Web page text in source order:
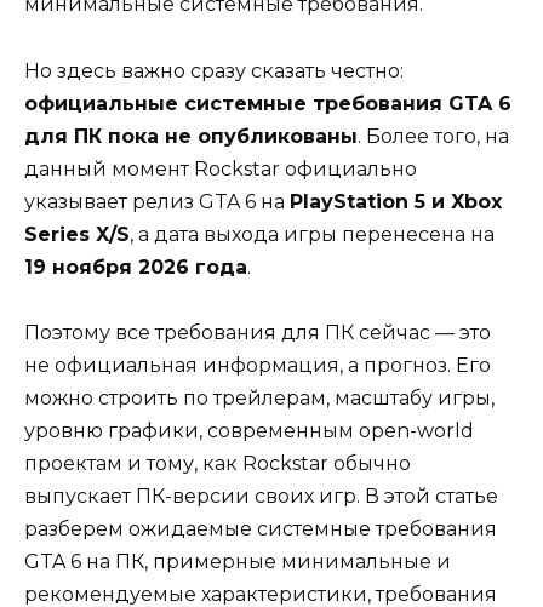
минимальные системные требования.
Но здесь важно сразу сказать честно:
официальные системные требования GTA 6
для ПК пока не опубликованы. Более того, на
данный момент Rockstar официально
указывает релиз GTA 6 на PlayStation 5 и Xbox
Series X/S, а дата выхода игры перенесена на
19 ноября 2026 года.
Поэтому все требования для ПК сейчас — это
не официальная информация, а прогноз. Его
можно строить по трейлерам, масштабу игры,
уровню графики, современным open-world
проектам и тому, как Rockstar обычно
выпускает ПК-версии своих игр. В этой статье
разберем ожидаемые системные требования
GTA 6 на ПК, примерные минимальные и
рекомендуемые характеристики, требования